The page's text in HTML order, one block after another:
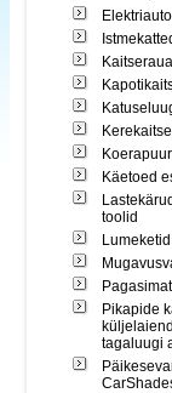
Käetoed
toolid
Pikapide
tagaluugi